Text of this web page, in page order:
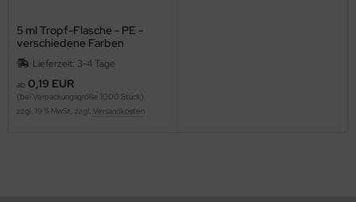
5 ml Tropf-Flasche - PE -
verschiedene Farben
Lieferzeit: 3-4 Tage
ab 0,19 EUR
(bei Verpackungsgröße 1000 Stück)
zzgl. 19 % MwSt. zzgl. Versandkosten